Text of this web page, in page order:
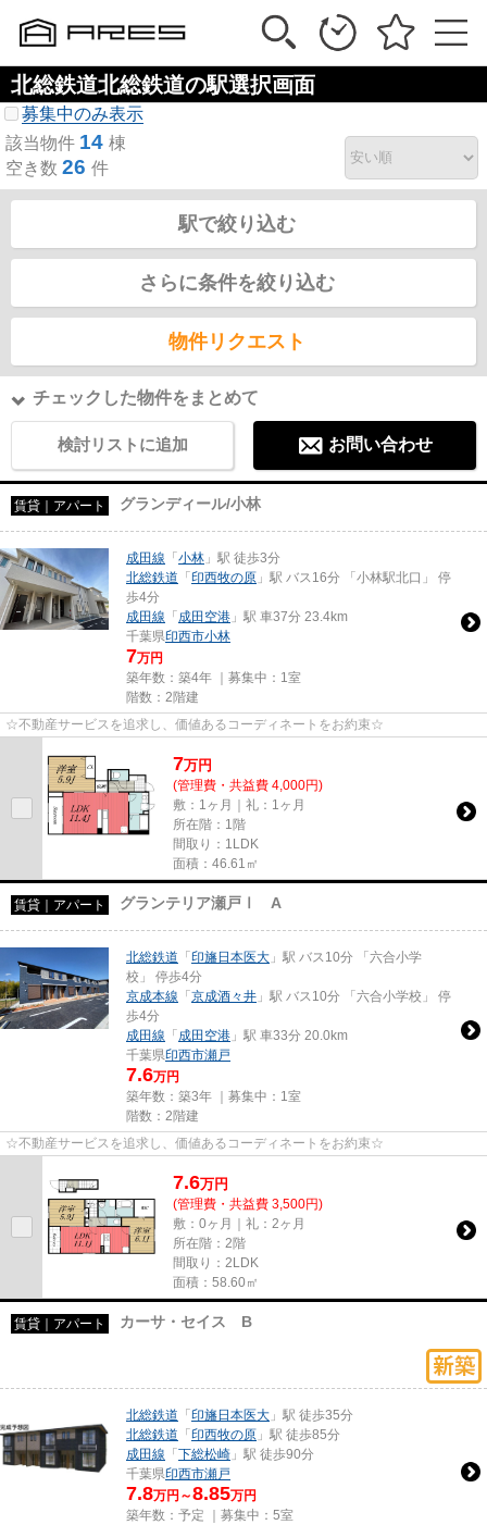
北総鉄道北総鉄道の駅選択画面
募集中のみ表示
該当物件 14 棟
空き数 26 件
駅で絞り込む
さらに条件を絞り込む
物件リクエスト
チェックした物件をまとめて
検討リストに追加 お問い合わせ
賃貸｜アパート グランディール/小林
成田線 「小林 」駅 徒歩3分
北総鉄道 「印西牧の原 」駅 バス16分 「小林駅北口」 停
歩4分
成田線 「成田空港 」駅 車37分 23.4km
千葉県印西市小林
7万円
築年数：築4年 ｜募集中： 1室
階数：2階建
☆不動産サービスを追求し、価値あるコーディネートをお約束☆
7万円
(管理費・共益費 4,000円)
敷：1ヶ月｜礼：1ヶ月
所在階：1階
間取り：1LDK
面積：46.61㎡
賃貸｜アパート グランテリア瀬戸Ⅰ A
北総鉄道 「印旛日本医大 」駅 バス10分 「六合小学
校」 停歩4分
京成本線 「京成酒々井 」駅 バス10分 「六合小学校」 停
歩4分
成田線 「成田空港 」駅 車33分 20.0km
千葉県印西市瀬戸
7.6万円
築年数：築3年 ｜募集中： 1室
階数：2階建
☆不動産サービスを追求し、価値あるコーディネートをお約束☆
7.6万円
(管理費・共益費 3,500円)
敷：0ヶ月｜礼：2ヶ月
所在階：2階
間取り：2LDK
面積：58.60㎡
賃貸｜アパート カーサ・セイス B
北総鉄道 「印旛日本医大 」駅 徒歩35分
北総鉄道 「印西牧の原 」駅 徒歩85分
成田線 「下総松崎 」駅 徒歩90分
千葉県印西市瀬戸
7.8万円～8.85万円
築年数：予定 ｜募集中： 5室